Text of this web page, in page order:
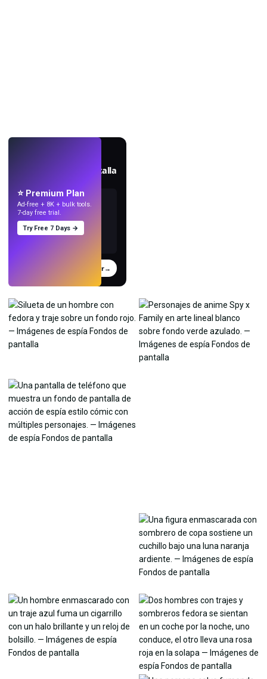
Crea fondos de pantalla
Probar→
⭐ Premium Plan
Ad-free + 8K + bulk tools.
7-day free trial.
Try Free 7 Days →